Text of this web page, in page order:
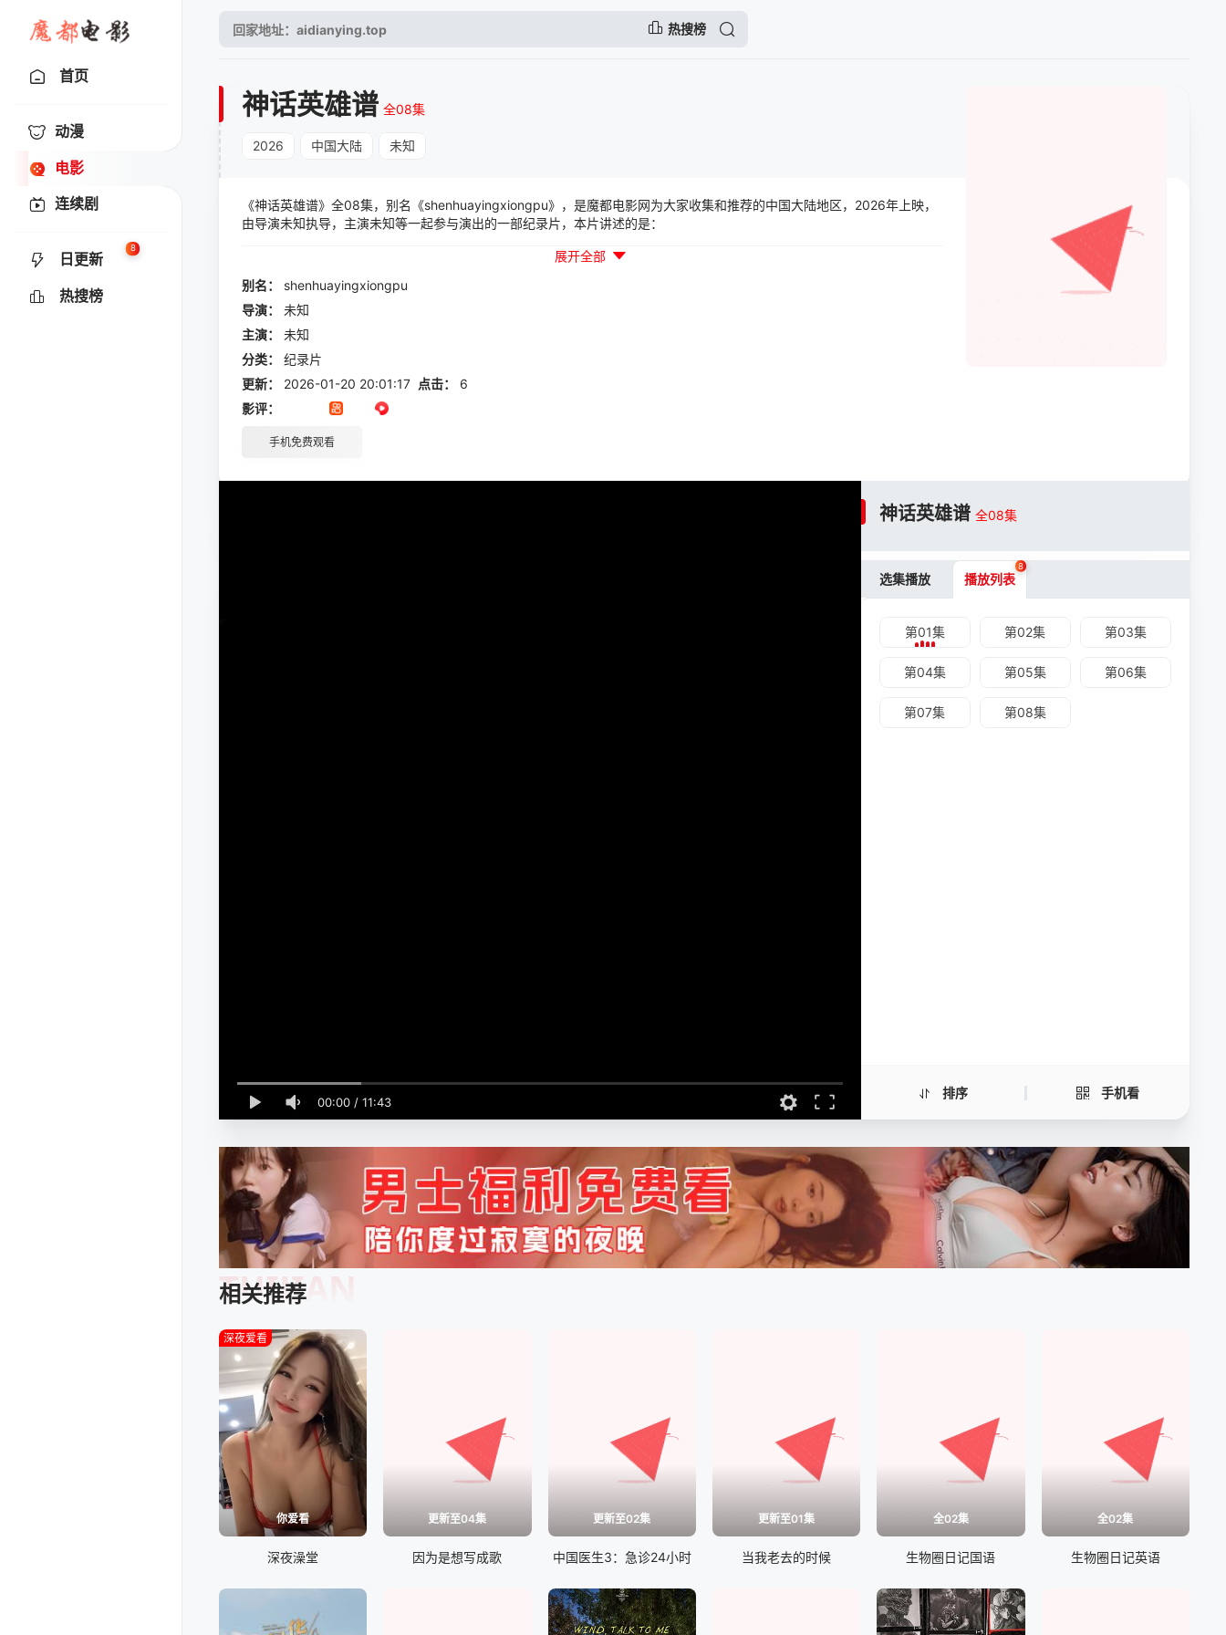
热搜榜
首页
动漫
电影
连续剧
日更新
8
热搜榜
神话英雄谱 全08集
2026 中国大陆 未知
《神话英雄谱》全08集，别名《shenhuayingxiongpu》，是魔都电影网为大家收集和推荐的中国大陆地区，2026年上映，
由导演未知执导，主演未知等一起参与演出的一部纪录片，本片讲述的是：
展开全部
别名：
shenhuayingxiongpu
导演：
未知
主演：
未知
分类：
纪录片
更新：
2026-01-20 20:01:17 点击：
6
影评：
手机免费观看
00:00 / 11:43
神话英雄谱 全08集
排序 手机看
选集播放 播放列表
8
第01集 第02集 第03集
第04集 第05集 第06集
第07集 第08集
相关推荐
TUIJIAN
你爱看
深夜爱看
深夜澡堂
更新至04集
因为是想写成歌
更新至02集
中国医生3：急诊24小时
更新至01集
当我老去的时候
全02集
生物圈日记国语
全02集
生物圈日记英语